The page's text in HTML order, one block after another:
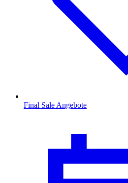
Final Sale Angebote